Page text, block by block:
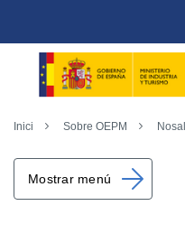
Inici Sobre OEPM
Mostrar menú